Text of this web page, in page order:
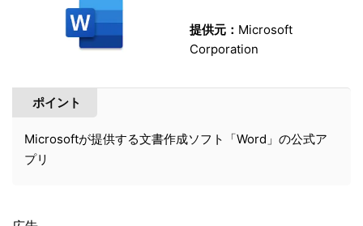
提供元： Microsoft
Corporation
ポイント
Microsoftが提供する文書作成ソフト「Word」の公式ア
プリ